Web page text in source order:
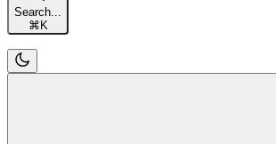
Search...
⌘K